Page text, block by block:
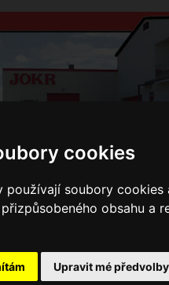
cookies
používají soubory
obsahu a
Upravit mé předvolby
Přihlášení Ke
Kamnáři
celá Čr , středočeský kraj